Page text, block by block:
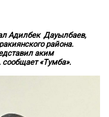
Адилбек Дауылбаев,
района.
аким
«Тумба».